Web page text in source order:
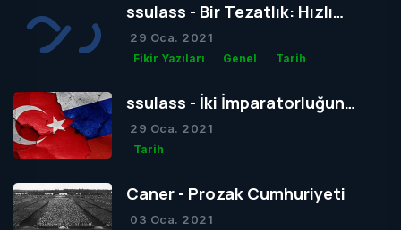
ssulass - Bir Tezatlık: Hızlı
Yaşam, Yavaş Gelişim
29 Oca. 2021
Fikir Yazıları Genel Tarih
ssulass - İki İmparatorluğun
Çağdaşlığa Giden Yolda
Birbiriyle Olan Gizli Rekabeti
29 Oca. 2021
Tarih
Caner - Prozak Cumhuriyeti
03 Oca. 2021